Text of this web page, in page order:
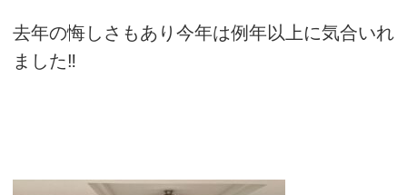
去年の悔しさもあり今年は例年以上に気合いれ
ました‼